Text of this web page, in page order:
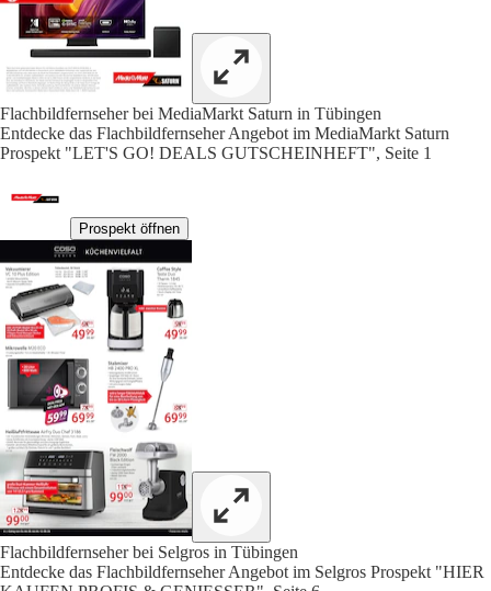
Flachbildfernseher bei MediaMarkt Saturn in Tübingen
Entdecke das Flachbildfernseher Angebot im MediaMarkt Saturn
Prospekt "LET'S GO! DEALS GUTSCHEINHEFT", Seite 1
Prospekt öffnen
Flachbildfernseher bei Selgros in Tübingen
Entdecke das Flachbildfernseher Angebot im Selgros Prospekt "HIER